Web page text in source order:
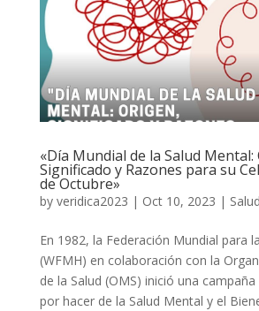
«Día Mundial de la Salud Mental:
Significado y Razones para su
de Octubre»
by veridica2023 | Oct 10, 2023 | Salud
En 1982, la Federación Mundial para
(WFMH) en colaboración con la
de la Salud (OMS) inició una
por hacer de la Salud Mental y el